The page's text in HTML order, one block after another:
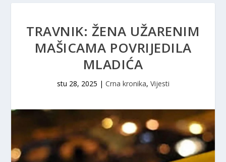
TRAVNIK: ŽENA UŽARENIM
MAŠICAMA POVRIJEDILA
MLADIĆA
stu 28, 2025 | Crna kronika, Vijesti